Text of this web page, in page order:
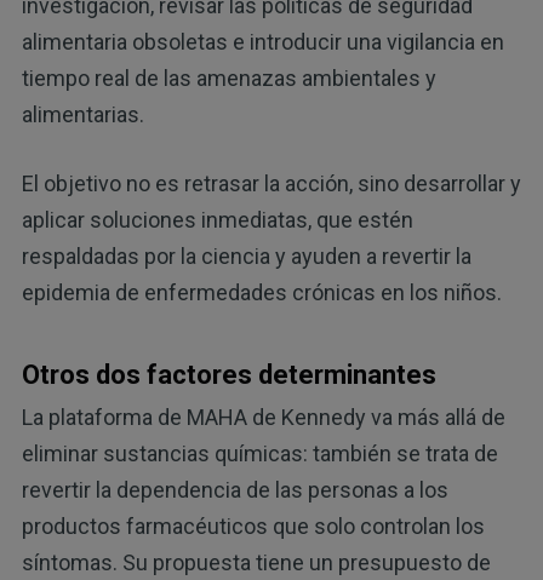
investigación, revisar las políticas de seguridad
alimentaria obsoletas e introducir una vigilancia en
tiempo real de las amenazas ambientales y
alimentarias.
El objetivo no es retrasar la acción, sino desarrollar y
aplicar soluciones inmediatas, que estén
respaldadas por la ciencia y ayuden a revertir la
epidemia de enfermedades crónicas en los niños.
Otros dos factores determinantes
La plataforma de MAHA de Kennedy va más allá de
eliminar sustancias químicas: también se trata de
revertir la dependencia de las personas a los
productos farmacéuticos que solo controlan los
síntomas. Su propuesta tiene un presupuesto de